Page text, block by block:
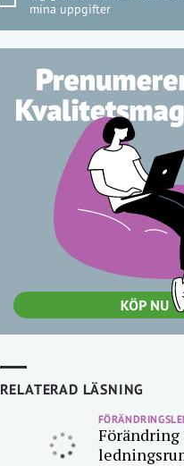
mina uppgifter
RELATERAD LÄSNING
Förändring